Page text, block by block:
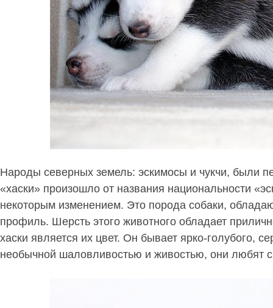
Народы северных земель: эскимосы и чукчи, были
«хаски» произошло от названия национальности
некоторым изменением. Это порода собаки,
профиль. Шерсть этого животного обладает
хаски является их цвет. Он бывает ярко-голубого,
необычной шаловливостью и живостью, они любят